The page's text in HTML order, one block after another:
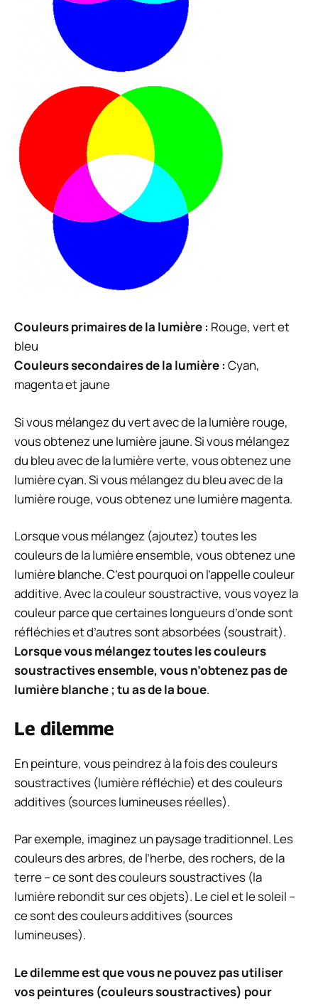
Couleurs primaires de la lumière : Rouge, vert et
bleu
Couleurs secondaires de la lumière : Cyan,
magenta et jaune
Si vous mélangez du vert avec de la lumière rouge,
vous obtenez une lumière jaune. Si vous mélangez
du bleu avec de la lumière verte, vous obtenez une
lumière cyan. Si vous mélangez du bleu avec de la
lumière rouge, vous obtenez une lumière magenta.
Lorsque vous mélangez (ajoutez) toutes les
couleurs de la lumière ensemble, vous obtenez une
lumière blanche. C’est pourquoi on l’appellecouleur
additive. Avec la couleur soustractive, vous voyez la
couleur parce que certaines longueurs d’onde sont
réfléchies et d’autres sont absorbées (soustrait).
Lorsque vous mélangez toutes les couleurs
soustractives ensemble, vous n’obtenez pas de
lumière blanche ; tu as de la boue.
Le dilemme
En peinture, vous peindrez à la fois des couleurs
soustractives (lumière réfléchie) et des couleurs
additives (sources lumineuses réelles).
Par exemple, imaginez un paysage traditionnel. Les
couleurs des arbres, de l’herbe, des rochers, de la
terre – ce sont des couleurs soustractives (la
lumière rebondit sur ces objets). Le ciel et le soleil –
ce sont des couleurs additives (sources
lumineuses).
Le dilemme est que vous ne pouvez pas utiliser
vos peintures (couleurs soustractives) pour